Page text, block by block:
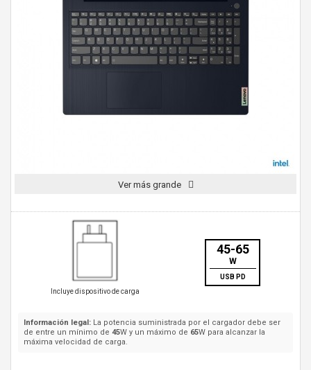
Ver más grande
Incluye dispositivo de carga
45-65
W
USB PD
Información legal: La potencia suministrada por el cargador debe ser
de entre un mínimo de 45W y un máximo de 65W para alcanzar la
máxima velocidad de carga.